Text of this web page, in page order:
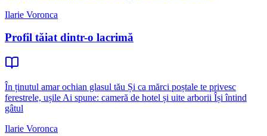
Ilarie Voronca
Profil tăiat dintr-o lacrimă
În ținutul amar ochian glasul tău Și ca mărci poștale te privesc
ferestrele, ușile Ai spune: cameră de hotel și uite arborii Își întind
gâtul
Ilarie Voronca